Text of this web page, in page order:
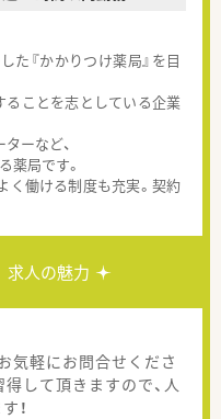
た『かかりつけ薬局』を目
ることを志としている企業
ーなど、
薬局です。
く働ける制度も充実。契約
求人の魅力
気軽にお問合せくださ
して頂きますので、人
！